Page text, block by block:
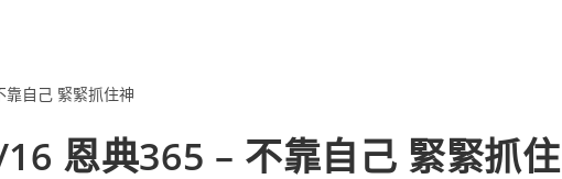
恩典365 – 不靠自己 緊緊抓住